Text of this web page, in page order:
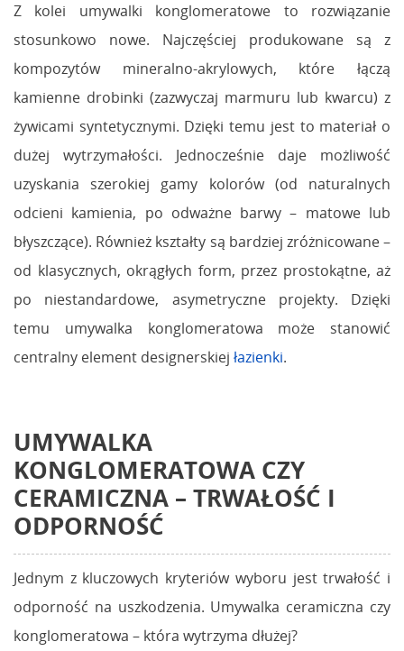
Z kolei umywalki konglomeratowe to rozwiązanie
stosunkowo nowe. Najczęściej produkowane są z
kompozytów mineralno-akrylowych, które łączą
kamienne drobinki (zazwyczaj marmuru lub kwarcu) z
żywicami syntetycznymi. Dzięki temu jest to materiał o
dużej wytrzymałości. Jednocześnie daje możliwość
uzyskania szerokiej gamy kolorów (od naturalnych
odcieni kamienia, po odważne barwy – matowe lub
błyszczące). Również kształty są bardziej zróżnicowane –
od klasycznych, okrągłych form, przez prostokątne, aż
po niestandardowe, asymetryczne projekty. Dzięki
temu umywalka konglomeratowa może stanowić
centralny element designerskiej łazienki.
UMYWALKA
KONGLOMERATOWA CZY
CERAMICZNA – TRWAŁOŚĆ I
ODPORNOŚĆ
Jednym z kluczowych kryteriów wyboru jest trwałość i
odporność na uszkodzenia. Umywalka ceramiczna czy
konglomeratowa – która wytrzyma dłużej?